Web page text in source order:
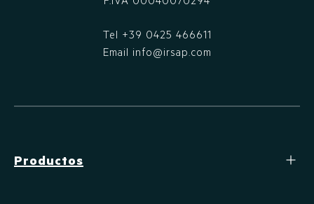
Tel +39 0425 466611
Email info@irsap.com
Productos